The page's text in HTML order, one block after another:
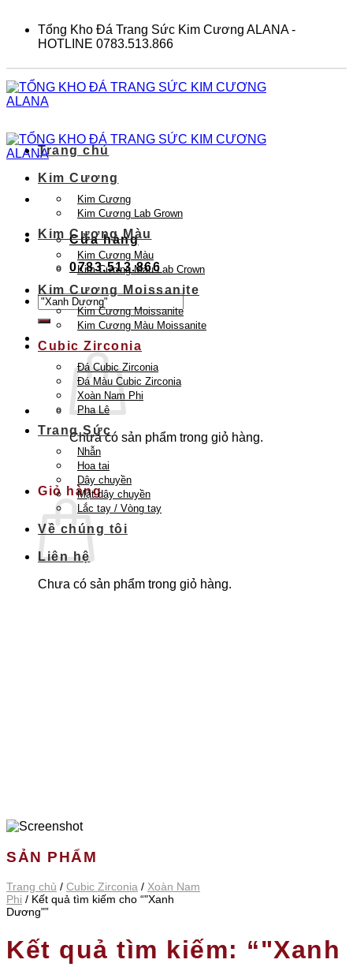
content
Tổng Kho Đá Trang Sức Kim Cương ALANA -
HOTLINE 0783.513.866
Cửa hàng
0783.513.866
Tìm
kiếm:
Chưa có sản phẩm trong giỏ hàng.
Quay trở lại cửa hàng
Giỏ hàng
Chưa có sản phẩm trong giỏ hàng.
Trang chủ
Kim Cương
Kim Cương
Kim Cương Lab Grown
Kim Cương Màu
Kim Cương Màu
Kim Cương Màu Lab Crown
Kim Cương Moissanite
Kim Cương Moissanite
Kim Cương Màu Moissanite
Cubic Zirconia
Đá Cubic Zirconia
Đá Màu Cubic Zirconia
Xoàn Nam Phi
Pha Lê
Trang Sức
Nhẫn
Hoa tai
Dây chuyền
Mặt dây chuyền
Lắc tay / Vòng tay
Về chúng tôi
Liên hệ
SẢN PHẨM
Trang chủ / Cubic Zirconia / Xoàn Nam
Phi / Kết quả tìm kiếm cho “"Xanh
Dương"”
Kết quả tìm kiếm: “"Xanh